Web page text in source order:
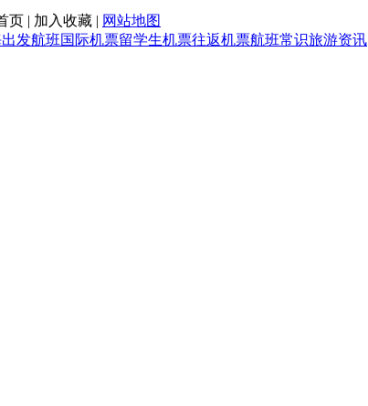
页 | 加入收藏 | 网站地图
出发航班国际机票留学生机票往返机票航班常识旅游资讯